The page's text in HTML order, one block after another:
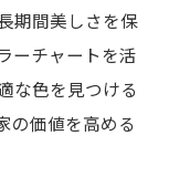
ン要素
期的価値を
期間美しさを保
ーチャートを活
な色を見つける
の価値を高める